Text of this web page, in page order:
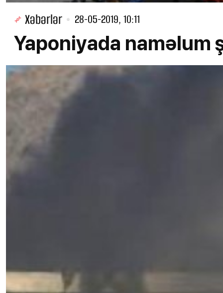
Xəbərlər 28-05-2019, 10:11
Yaponiyada naməlum